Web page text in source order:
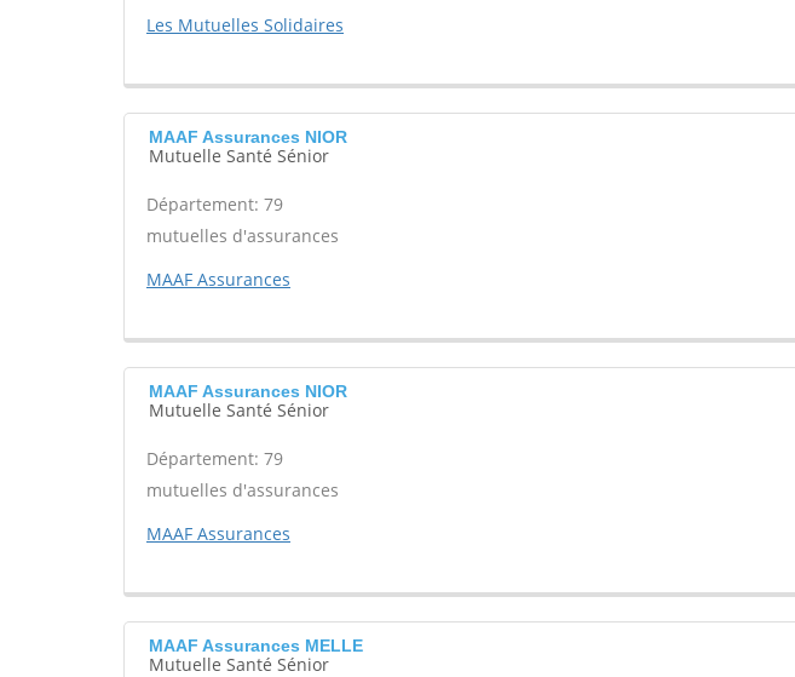
Les Mutuelles Solidaires
MAAF Assurances NIOR
Mutuelle Santé Sénior
Département: 79
mutuelles d'assurances
MAAF Assurances
MAAF Assurances NIOR
Mutuelle Santé Sénior
Département: 79
mutuelles d'assurances
MAAF Assurances
MAAF Assurances MELLE
Mutuelle Santé Sénior